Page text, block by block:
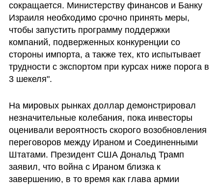
сокращается. Министерству финансов и Банку
Израиля необходимо срочно принять меры,
чтобы запустить программу поддержки
компаний, подверженных конкуренции со
стороны импорта, а также тех, кто испытывает
трудности с экспортом при курсах ниже порога в
3 шекеля".
На мировых рынках доллар демонстрировал
незначительные колебания, пока инвесторы
оценивали вероятность скорого возобновления
переговоров между Ираном и Соединенными
Штатами. Президент США Дональд Трамп
заявил, что война с Ираном близка к
завершению, в то время как глава армии